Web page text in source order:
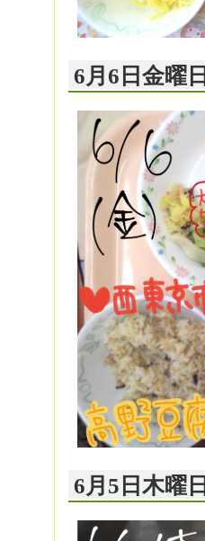
6月6日金曜日
6月5日木曜日